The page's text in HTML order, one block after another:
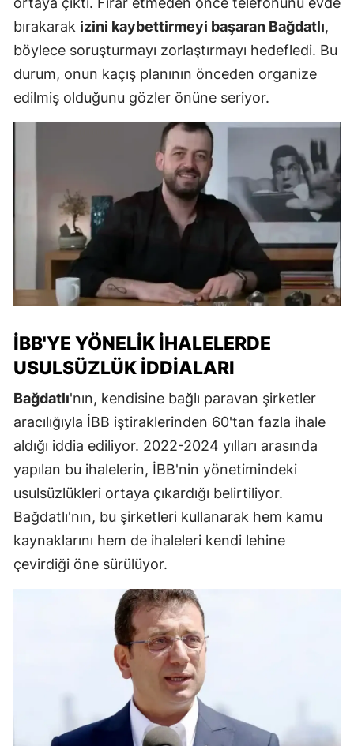
bırakarak izini kaybettirmeyi başaran Bağdatlı,
böylece soruşturmayı zorlaştırmayı hedefledi. Bu
durum, onun kaçış planının önceden organize
edilmiş olduğunu gözler önüne seriyor.
İBB'YE YÖNELIK İHALELERDE
USULSÜZLÜK İDDIALARI
Bağdatlı'nın, kendisine bağlı paravan şirketler
aracılığıyla İBB iştiraklerinden 60'tan fazla ihale
aldığı iddia ediliyor. 2022-2024 yılları arasında
yapılan bu ihalelerin, İBB'nin yönetimindeki
usulsüzlükleri ortaya çıkardığı belirtiliyor.
Bağdatlı'nın, bu şirketleri kullanarak hem kamu
kaynaklarını hem de ihaleleri kendi lehine
çevirdiği öne sürülüyor.